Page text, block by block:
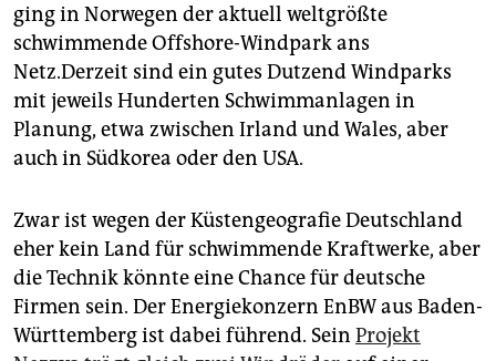
ging in Norwegen der aktuell weltgrößte
schwimmende Offshore-Windpark ans
Netz.Derzeit sind ein gutes Dutzend Windparks
mit jeweils Hunderten Schwimmanlagen in
Planung, etwa zwischen Irland und Wales, aber
auch in Südkorea oder den USA.
Zwar ist wegen der Küstengeografie Deutschland
eher kein Land für schwimmende Kraftwerke, aber
die Technik könnte eine Chance für deutsche
Firmen sein. Der Energiekonzern EnBW aus Baden-
Württemberg ist dabei führend. Sein Projekt